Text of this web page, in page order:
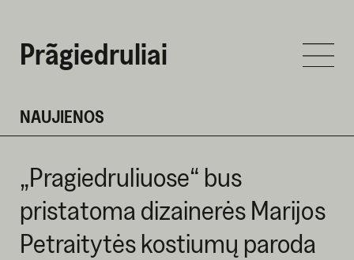
Prãgiedruliai
NAUJIENOS
„Pragiedruliuose“ bus
pristatoma dizainerės Marijos
Petraitytės kostiumų paroda